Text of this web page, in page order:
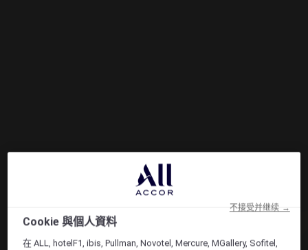
Cookie 與個人資料
在 ALL, hotelF1, ibis, Pullman, Novotel, Mercure, MGallery, Sofitel,
不接受并继续 →